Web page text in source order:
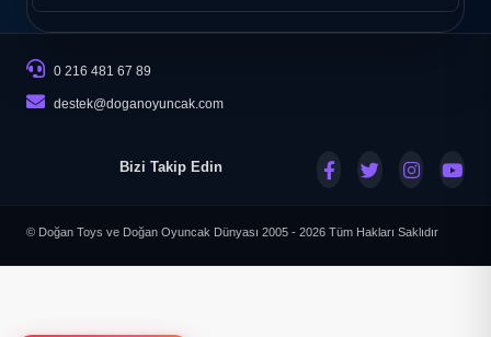
0 216 481 67 89
destek@doganoyuncak.com
Bizi Takip Edin
© Doğan Toys ve Doğan Oyuncak Dünyası 2005 - 2026 Tüm Hakları Saklıdır